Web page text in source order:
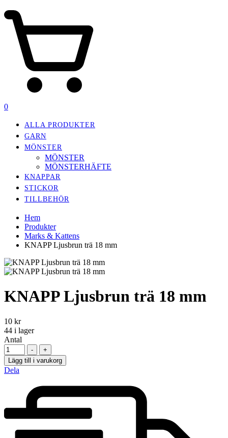
0
ALLA PRODUKTER
GARN
MÖNSTER
MÖNSTER
MÖNSTERHÄFTE
KNAPPAR
STICKOR
TILLBEHÖR
Hem
Produkter
Marks & Kattens
KNAPP Ljusbrun trä 18 mm
KNAPP Ljusbrun trä 18 mm
10 kr
44 i lager
Antal
-
+
Lägg till i varukorg
Dela